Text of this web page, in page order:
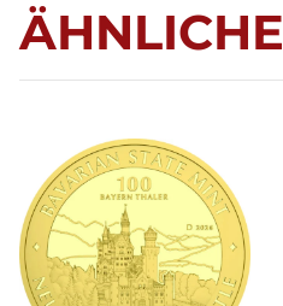
ÄHNLICHE